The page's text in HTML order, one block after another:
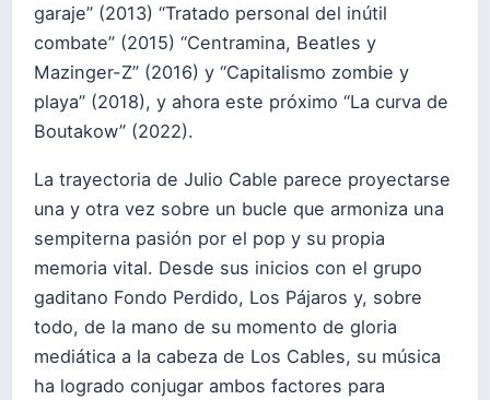
garaje” (2013) “Tratado personal del inútil
combate” (2015) “Centramina, Beatles y
Mazinger-Z” (2016) y “Capitalismo zombie y
playa” (2018), y ahora este próximo “La curva de
Boutakow” (2022).
La trayectoria de Julio Cable parece proyectarse
una y otra vez sobre un bucle que armoniza una
sempiterna pasión por el pop y su propia
memoria vital. Desde sus inicios con el grupo
gaditano Fondo Perdido, Los Pájaros y, sobre
todo, de la mano de su momento de gloria
mediática a la cabeza de Los Cables, su música
ha logrado conjugar ambos factores para